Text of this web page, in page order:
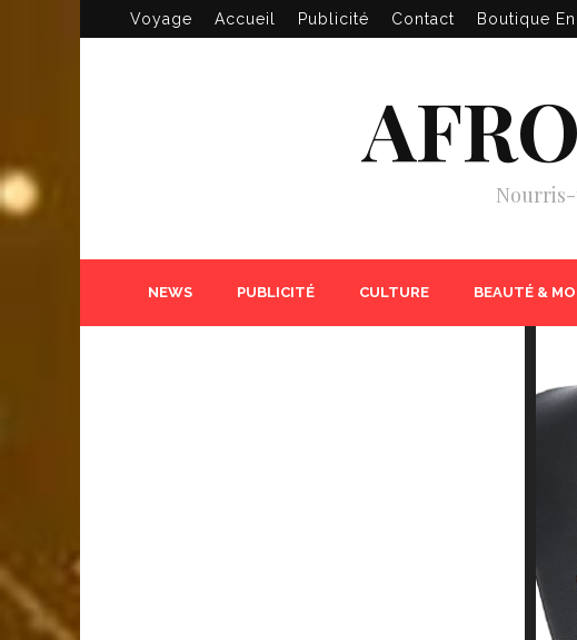
Voyage Accueil Publicité Contact Boutique
NEWS PUBLICITÉ CULTURE BEAUTÉ &